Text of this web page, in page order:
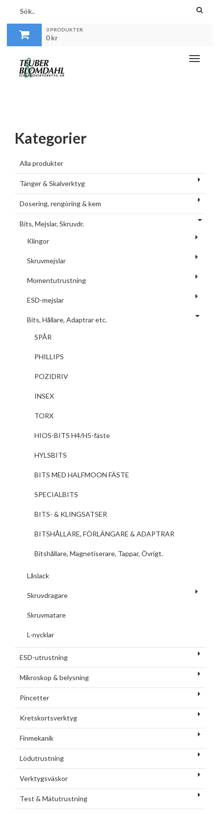
0 PRODUKTER
0kr
Toggle
Kategorier
Alla produkter
Tänger & Skalverktyg
Dosering, rengöring & kem
Bits, Mejslar, Skruvdr.
Klingor
Skruvmejslar
Momentutrustning
ESD-mejslar
Bits, Hållare, Adaptrar etc.
SPÅR
PHILLIPS
POZIDRIV
INSEX
TORX
HIOS-BITS H4/H5-fäste
HYLSBITS
BITS MED HALFMOON FÄSTE
SPECIALBITS
BITS- & KLINGSATSER
BITSHÅLLARE, FÖRLÄNGARE & ADAPTRAR
Bitshållare, Magnetiserare, Tappar, Övrigt.
Låslack
Skruvdragare
Skruvmatare
L-nycklar
ESD-utrustning
Mikroskop & belysning
Pincetter
Kretskortsverktyg
Finmekanik
Lödutrustning
Verktygsväskor
Test & Mätutrustning